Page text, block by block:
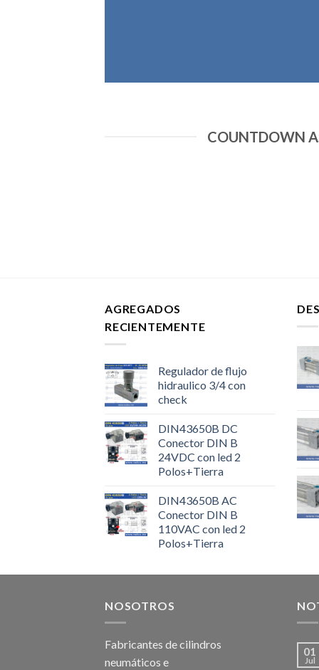
COUNTDOWN
AGREGADOS
RECIENTEMENTE
Regulador de flujo
hidraulico 3/4 con
check
DIN43650B DC
Conector DIN B
24VDC con led 2
Polos+Tierra
DIN43650B AC
Conector DIN B
110VAC con led 2
Polos+Tierra
NOSOTROS
Fabricantes de cilindros
neumáticos e
01
Jul